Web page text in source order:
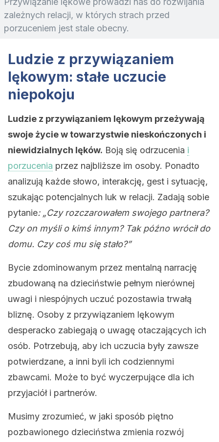
zależnych relacji, w których strach przed
porzuceniem jest stale obecny.
Ludzie z przywiązaniem
lękowym: stałe uczucie
niepokoju
Ludzie z przywiązaniem lękowym przeżywają
swoje życie w towarzystwie nieskończonych i
niewidzialnych lęków. Boją się odrzucenia i
porzucenia przez najbliższe im osoby. Ponadto
analizują każde słowo, interakcję, gest i sytuację,
szukając potencjalnych luk w relacji. Zadają sobie
pytanie: „Czy rozczarowałem swojego partnera?
Czy on myśli o kimś innym? Tak późno wrócił do
domu. Czy coś mu się stało?”
Bycie zdominowanym przez mentalną narrację
zbudowaną na dzieciństwie pełnym nierównej
uwagi i niespójnych uczuć pozostawia trwałą
bliznę. Osoby z przywiązaniem lękowym
desperacko zabiegają o uwagę otaczających ich
osób. Potrzebują, aby ich uczucia były zawsze
potwierdzane, a inni byli ich codziennymi
zbawcami. Może to być wyczerpujące dla ich
przyjaciół i partnerów.
Musimy zrozumieć, w jaki sposób piętno
pozbawionego dzieciństwa zmienia rozwój